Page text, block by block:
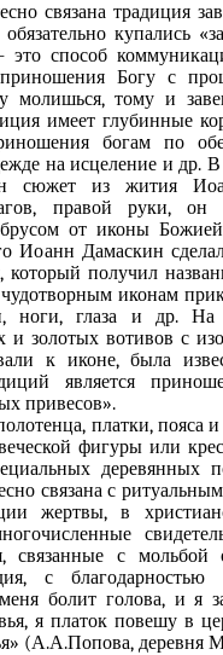
связана традиция
купались
это способ
Богу с
молишься, тому и
имеет глубинные
богам по
на исцеление и др.
сюжет из жития
правой руки, он
от иконы
Иоанн Дамаскин
который получил
иконам
ноги, глаза и др. На
и золотых вотивов с
к иконе, была
является
привесов».
платки, пояса
фигуры или
деревянных
связана с
жертвы, в
связанные с мольбой
с
болит голова, и я
я платок повешу в
(А.А.Попова, деревня